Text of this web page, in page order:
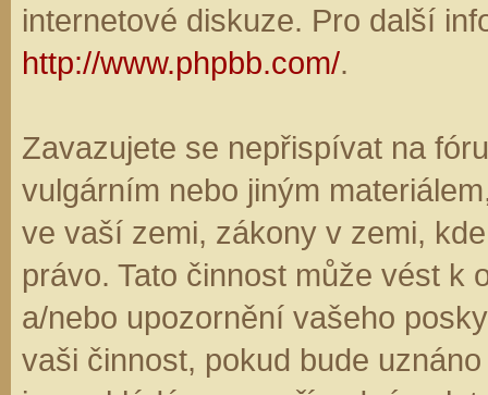
internetové diskuze. Pro další
http://www.phpbb.com/.
Zavazujete se nepřispívat na
vulgárním nebo jiným
ve vaší zemi, zákony v zemi,
právo. Tato činnost může vést k
a/nebo upozornění vašeho
vaši činnost, pokud bude